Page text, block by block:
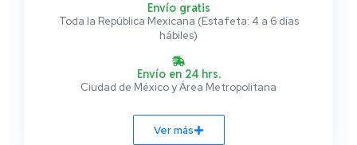
Envío gratis
Toda la República Mexicana (Estafeta: 4 a 6 días
hábiles)
Envío en 24 hrs.
Ciudad de México y Área Metropolitana
Ver más